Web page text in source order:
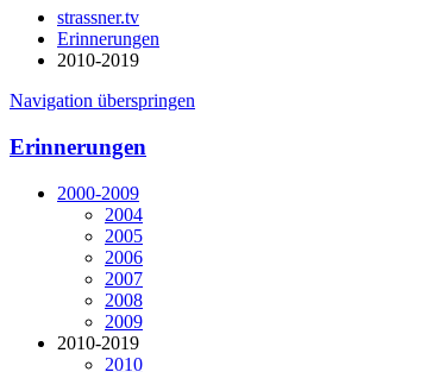
strassner.tv
Erinnerungen
2010-2019
Navigation überspringen
Erinnerungen
2000-2009
2004
2005
2006
2007
2008
2009
2010-2019
2010